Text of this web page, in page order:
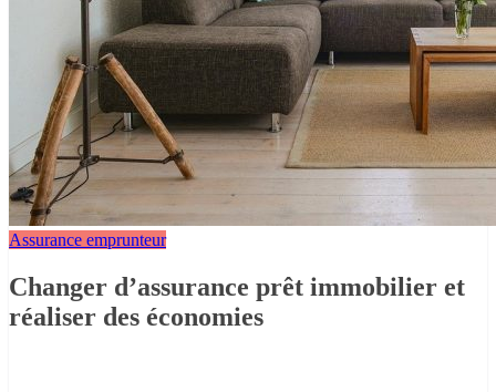
Assurance emprunteur
Changer d’assurance prêt immobilier et
réaliser des économies